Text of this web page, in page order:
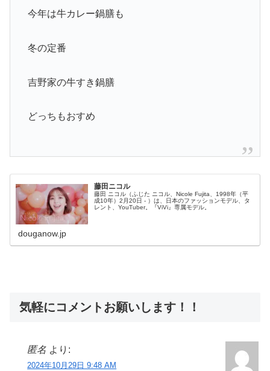
今年は牛カレー鍋膳も
冬の定番
吉野家の牛すき鍋膳
どっちもおすめ
藤田ニコル
藤田 ニコル（ふじた ニコル、Nicole Fujita、1998年（平
成10年）2月20日 - ）は、日本のファッションモデル、タ
レント、YouTuber。『ViVi』専属モデル。
douganow.jp
気軽にコメントお願いします！！
匿名 より:
2024年10月29日 9:48 AM